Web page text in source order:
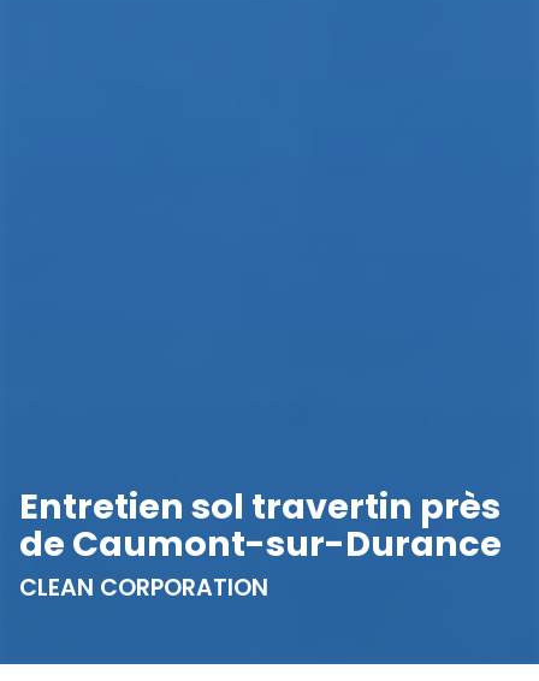
Entretien sol travertin près
de Caumont-sur-Durance
CLEAN CORPORATION